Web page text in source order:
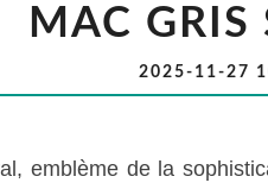
MAC GRIS
2025-11-27
emblème de la